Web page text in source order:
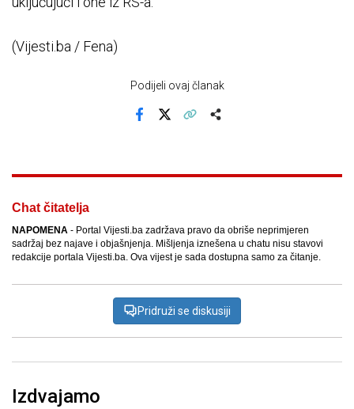
(Vijesti.ba / Fena)
Podijeli ovaj članak
Chat čitatelja
NAPOMENA - Portal Vijesti.ba zadržava pravo da obriše neprimjeren
sadržaj bez najave i objašnjenja. Mišljenja iznešena u chatu nisu stavovi
redakcije portala Vijesti.ba. Ova vijest je sada dostupna samo za čitanje.
Pridruži se diskusiji
Izdvajamo